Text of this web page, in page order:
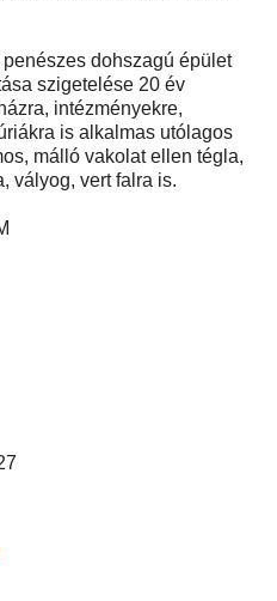
dohszagú épület
szigetelése 20 év
intézményekre,
is alkalmas utólagos
málló vakolat ellen tégla,
vályog, vert falra is.